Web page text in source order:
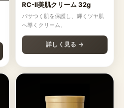
RC-Ⅱ美肌クリーム 32g
パサつく肌を保護し、輝くツヤ肌
へ導くクリーム。
詳しく見る →